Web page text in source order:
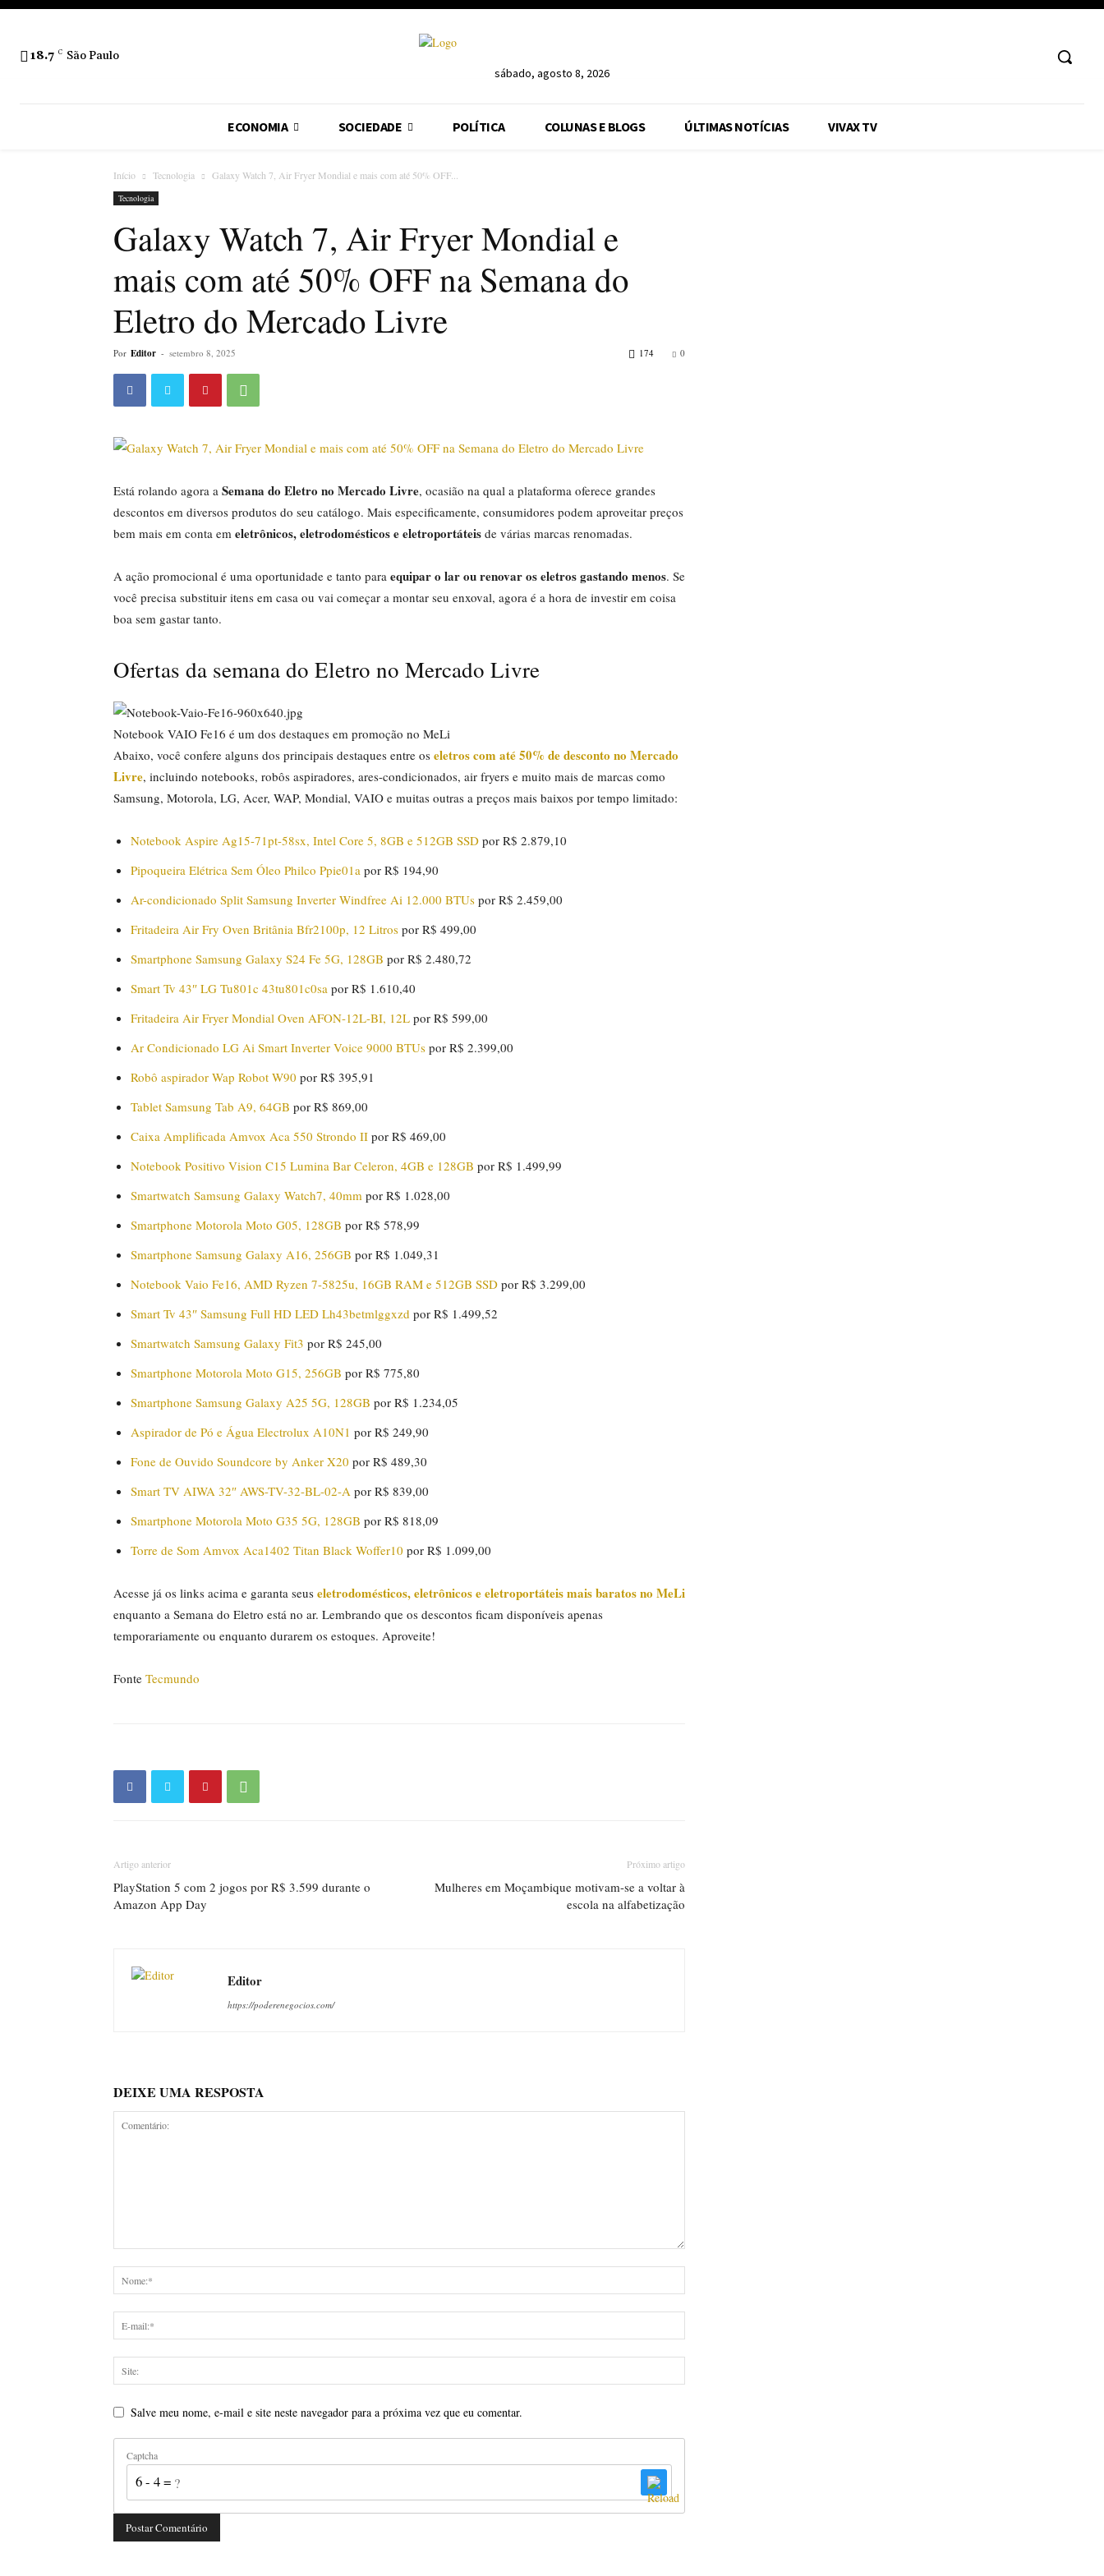
18.7 C São Paulo
sábado, agosto 8, 2026
ECONOMIA SOCIEDADE POLÍTICA COLUNAS E BLOGS ÚLTIMAS NOTÍCIAS VIVAX TV
Início Tecnologia Galaxy Watch 7, Air Fryer Mondial e mais com até 50% OFF...
Tecnologia
Galaxy Watch 7, Air Fryer Mondial e
mais com até 50% OFF na Semana do
Eletro do Mercado Livre
Por Editor - setembro 8, 2025 0
174
Está rolando agora a Semana do Eletro no Mercado Livre, ocasião na qual a plataforma oferece grandes
descontos em diversos produtos do seu catálogo. Mais especificamente, consumidores podem aproveitar preços
bem mais em conta em eletrônicos, eletrodomésticos e eletroportáteis de várias marcas renomadas.
A ação promocional é uma oportunidade e tanto para equipar o lar ou renovar os eletros gastando menos. Se
você precisa substituir itens em casa ou vai começar a montar seu enxoval, agora é a hora de investir em coisa
boa sem gastar tanto.
Ofertas da semana do Eletro no Mercado Livre
Notebook VAIO Fe16 é um dos destaques em promoção no MeLi
Abaixo, você confere alguns dos principais destaques entre os eletros com até 50% de desconto no Mercado
Livre, incluindo notebooks, robôs aspiradores, ares-condicionados, air fryers e muito mais de marcas como
Samsung, Motorola, LG, Acer, WAP, Mondial, VAIO e muitas outras a preços mais baixos por tempo limitado:
Notebook Aspire Ag15-71pt-58sx, Intel Core 5, 8GB e 512GB SSD por R$ 2.879,10
Pipoqueira Elétrica Sem Óleo Philco Ppie01a por R$ 194,90
Ar-condicionado Split Samsung Inverter Windfree Ai 12.000 BTUs por R$ 2.459,00
Fritadeira Air Fry Oven Britânia Bfr2100p, 12 Litros por R$ 499,00
Smartphone Samsung Galaxy S24 Fe 5G, 128GB por R$ 2.480,72
Smart Tv 43″ LG Tu801c 43tu801c0sa por R$ 1.610,40
Fritadeira Air Fryer Mondial Oven AFON-12L-BI, 12L por R$ 599,00
Ar Condicionado LG Ai Smart Inverter Voice 9000 BTUs por R$ 2.399,00
Robô aspirador Wap Robot W90 por R$ 395,91
Tablet Samsung Tab A9, 64GB por R$ 869,00
Caixa Amplificada Amvox Aca 550 Strondo II por R$ 469,00
Notebook Positivo Vision C15 Lumina Bar Celeron, 4GB e 128GB por R$ 1.499,99
Smartwatch Samsung Galaxy Watch7, 40mm por R$ 1.028,00
Smartphone Motorola Moto G05, 128GB por R$ 578,99
Smartphone Samsung Galaxy A16, 256GB por R$ 1.049,31
Notebook Vaio Fe16, AMD Ryzen 7-5825u, 16GB RAM e 512GB SSD por R$ 3.299,00
Smart Tv 43″ Samsung Full HD LED Lh43betmlggxzd por R$ 1.499,52
Smartwatch Samsung Galaxy Fit3 por R$ 245,00
Smartphone Motorola Moto G15, 256GB por R$ 775,80
Smartphone Samsung Galaxy A25 5G, 128GB por R$ 1.234,05
Aspirador de Pó e Água Electrolux A10N1 por R$ 249,90
Fone de Ouvido Soundcore by Anker X20 por R$ 489,30
Smart TV AIWA 32″ AWS-TV-32-BL-02-A por R$ 839,00
Smartphone Motorola Moto G35 5G, 128GB por R$ 818,09
Torre de Som Amvox Aca1402 Titan Black Woffer10 por R$ 1.099,00
Acesse já os links acima e garanta seus eletrodomésticos, eletrônicos e eletroportáteis mais baratos no MeLi
enquanto a Semana do Eletro está no ar. Lembrando que os descontos ficam disponíveis apenas
temporariamente ou enquanto durarem os estoques. Aproveite!
Fonte Tecmundo
Artigo anterior
PlayStation 5 com 2 jogos por R$ 3.599 durante o
Amazon App Day
Próximo artigo
Mulheres em Moçambique motivam-se a voltar à
escola na alfabetização
Editor
https://poderenegocios.com/
DEIXE UMA RESPOSTA
Salve meu nome, e-mail e site neste navegador para a próxima vez que eu comentar.
Captcha
6 - 4 = ?